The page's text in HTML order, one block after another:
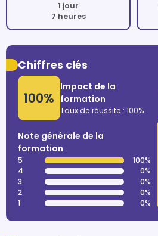
1 jour
7 heures
Chiffres clés
100%
Impact de la
formation
Taux de réussite : 100%
Note générale de la
formation
5
100%
4
0%
3
0%
2
0%
1
0%